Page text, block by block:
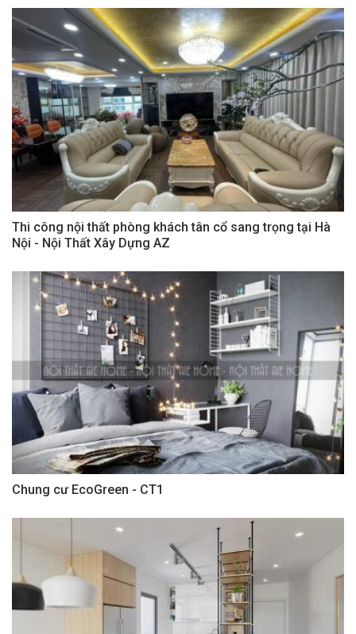
Thi công nội thất phòng khách tân cổ sang trọng tại Hà
Nội - Nội Thất Xây Dựng AZ
Chung cư EcoGreen - CT1